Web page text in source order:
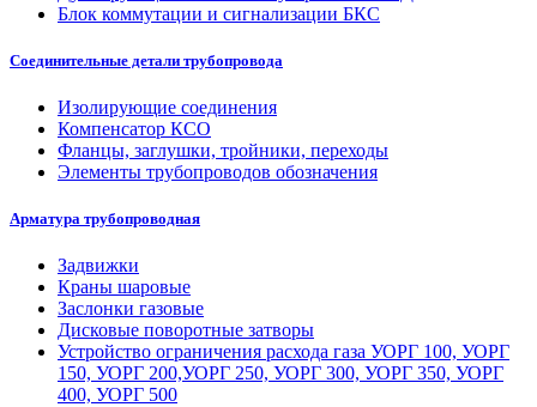
Блок коммутации и сигнализации БКС
Соединительные детали трубопровода
Изолирующие соединения
Компенсатор КСО
Фланцы, заглушки, тройники, переходы
Элементы трубопроводов обозначения
Арматура трубопроводная
Задвижки
Краны шаровые
Заслонки газовые
Дисковые поворотные затворы
Устройство ограничения расхода газа УОРГ 100, УОРГ
150, УОРГ 200,УОРГ 250, УОРГ 300, УОРГ 350, УОРГ
400, УОРГ 500